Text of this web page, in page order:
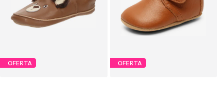
OFERTA OFERTA